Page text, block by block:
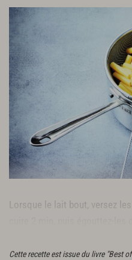
Lorsque le lait bout, versez
Cette recette est issue du livre "Best